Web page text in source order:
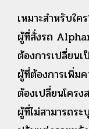
เหมาะสำหรับใค
ผู้ที่สั่งรถ
ต้องการเปลี่ยน
ผู้ที่ต้องการเพิ่ม
ต้องเปลี่ยนโครง
ผู้ที่ไม่สามารถร